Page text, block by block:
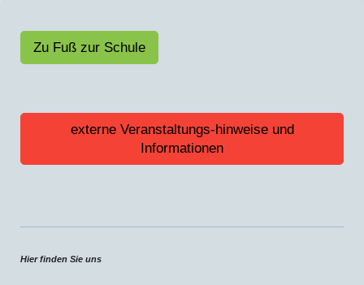
Zu Fuß zur Schule
externe Veranstaltungs-hinweise und
Informationen
Hier finden Sie uns